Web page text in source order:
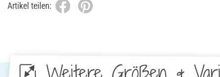
Artikel teilen: